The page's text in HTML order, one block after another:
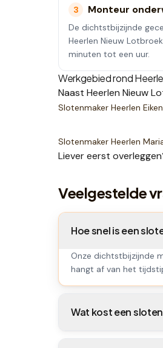
3 Monteur
De dichtstbijzijnde
Heerlen Nieuw
minuten tot een uur.
Werkgebied rond
Naast Heerlen Nieuw
Slotenmaker Heerlen
Slotenmaker Heerlen
Liever eerst
Veelgestelde
Hoe snel is een
Onze dichtstbijzijnde
hangt af van het
Wat kost een